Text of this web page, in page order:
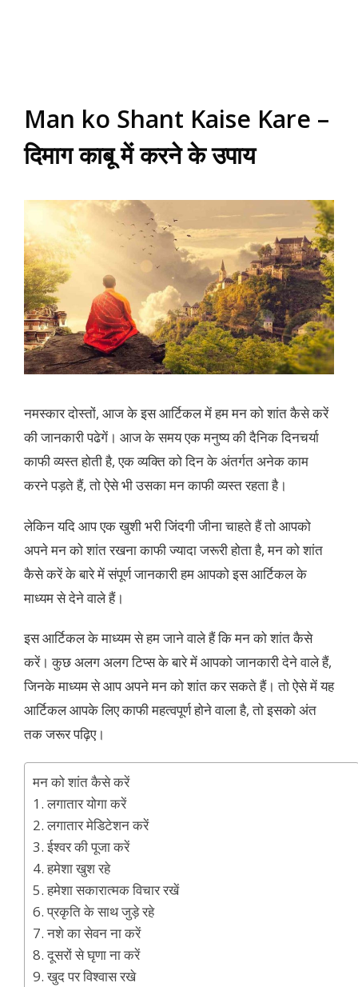
Man ko Shant Kaise Kare –
दिमाग काबू में करने के उपाय
नमस्कार दोस्तों, आज के इस आर्टिकल में हम मन को शांत कैसे करें
की जानकारी पढेगें। आज के समय एक मनुष्य की दैनिक दिनचर्या
काफी व्यस्त होती है, एक व्यक्ति को दिन के अंतर्गत अनेक काम
करने पड़ते हैं, तो ऐसे भी उसका मन काफी व्यस्त रहता है।
लेकिन यदि आप एक खुशी भरी जिंदगी जीना चाहते हैं तो आपको
अपने मन को शांत रखना काफी ज्यादा जरूरी होता है, मन को शांत
कैसे करें के बारे में संपूर्ण जानकारी हम आपको इस आर्टिकल के
माध्यम से देने वाले हैं।
इस आर्टिकल के माध्यम से हम जाने वाले हैं कि मन को शांत कैसे
करें। कुछ अलग अलग टिप्स के बारे में आपको जानकारी देने वाले हैं,
जिनके माध्यम से आप अपने मन को शांत कर सकते हैं। तो ऐसे में यह
आर्टिकल आपके लिए काफी महत्वपूर्ण होने वाला है, तो इसको अंत
तक जरूर पढ़िए।
मन को शांत कैसे करें
1. लगातार योगा करें
2. लगातार मेडिटेशन करें
3. ईश्वर की पूजा करें
4. हमेशा खुश रहे
5. हमेशा सकारात्मक विचार रखें
6. प्रकृति के साथ जुड़े रहे
7. नशे का सेवन ना करें
8. दूसरों से घृणा ना करें
9. खुद पर विश्वास रखे